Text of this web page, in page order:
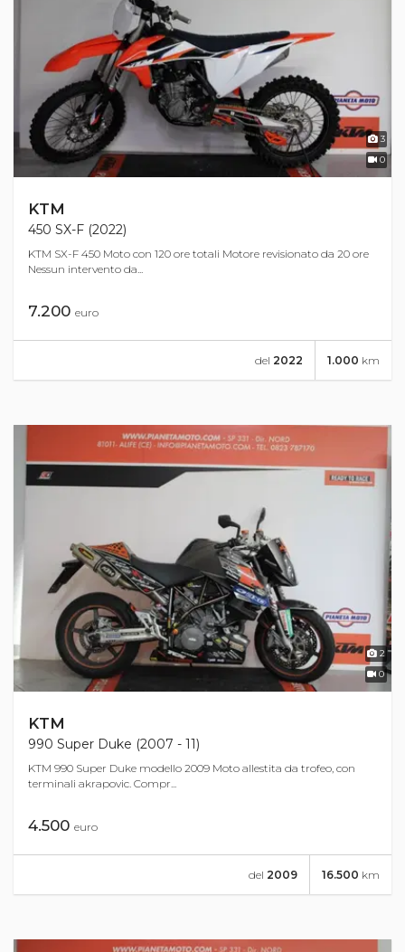
3
0
KTM
450 SX-F (2022)
KTM SX-F 450 Moto con 120 ore totali Motore revisionato da 20 ore
Nessun intervento da...
7.200 euro
1.000 km
del 2022
2
0
KTM
990 Super Duke (2007 - 11)
KTM 990 Super Duke modello 2009 Moto allestita da trofeo, con
terminali akrapovic. Compr...
4.500 euro
16.500 km
del 2009